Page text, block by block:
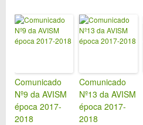
Comunicado
Nº9 da AVISM
época 2017-
2018
Comunicado
Nº13 da AVISM
época 2017-
2018